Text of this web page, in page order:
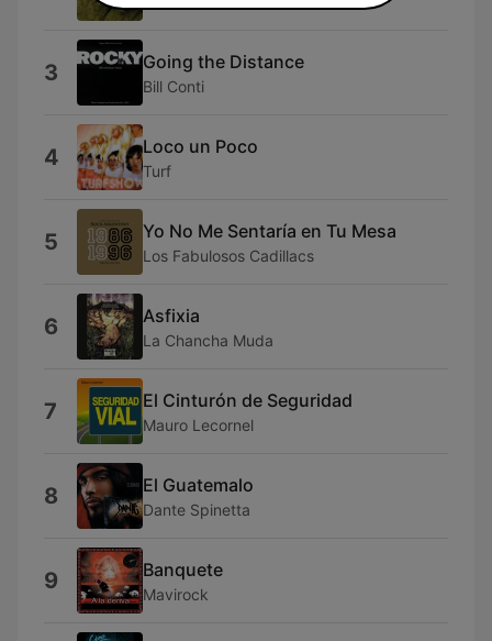
3 Going the Distance
Bill Conti
4 Loco un Poco
Turf
5 Yo No Me Sentaría en Tu Mesa
Los Fabulosos Cadillacs
6 Asfixia
La Chancha Muda
7 El Cinturón de Seguridad
Mauro Lecornel
8 El Guatemalo
Dante Spinetta
9 Banquete
Mavirock